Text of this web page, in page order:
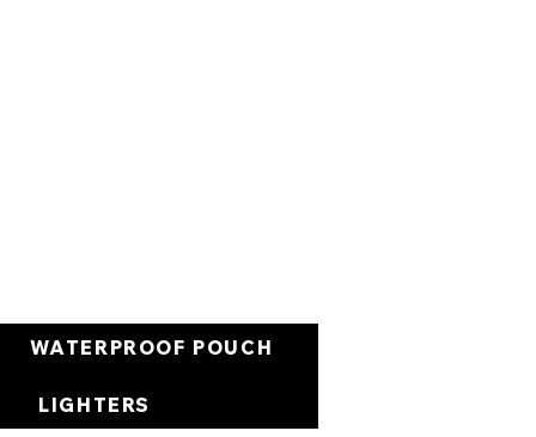
WATERPROOF POUCH
LIGHTERS